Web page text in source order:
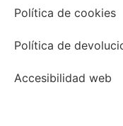
Política de cookies
Política de
Accesibilidad web